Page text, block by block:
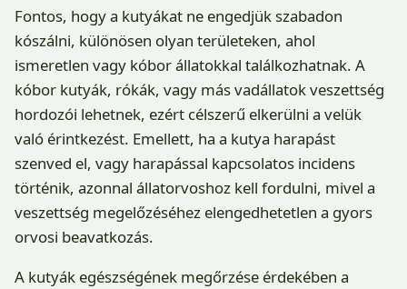
Fontos, hogy a kutyákat ne engedjük szabadon
kószálni, különösen olyan területeken, ahol
ismeretlen vagy kóbor állatokkal találkozhatnak. A
kóbor kutyák, rókák, vagy más vadállatok veszettség
hordozói lehetnek, ezért célszerű elkerülni a velük
való érintkezést. Emellett, ha a kutya harapást
szenved el, vagy harapással kapcsolatos incidens
történik, azonnal állatorvoshoz kell fordulni, mivel a
veszettség megelőzéséhez elengedhetetlen a gyors
orvosi beavatkozás.
A kutyák egészségének megőrzése érdekében a